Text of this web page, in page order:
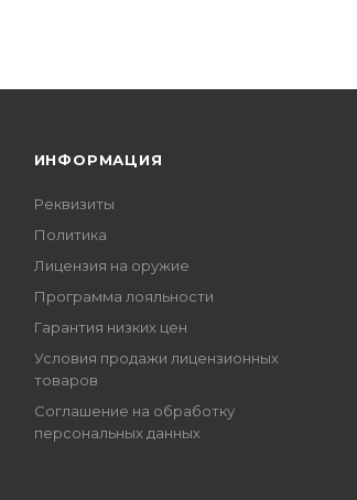
ИНФОРМАЦИЯ
Реквизиты
Политика
Лицензия на оружие
Программа лояльности
Гарантия низких цен
Условия продажи лицензионных
товаров
Соглашение на обработку
персональных данных